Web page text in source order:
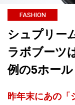
FASHION
シュプリー
ラボブーツ
例の5ホール
昨年末にあの「